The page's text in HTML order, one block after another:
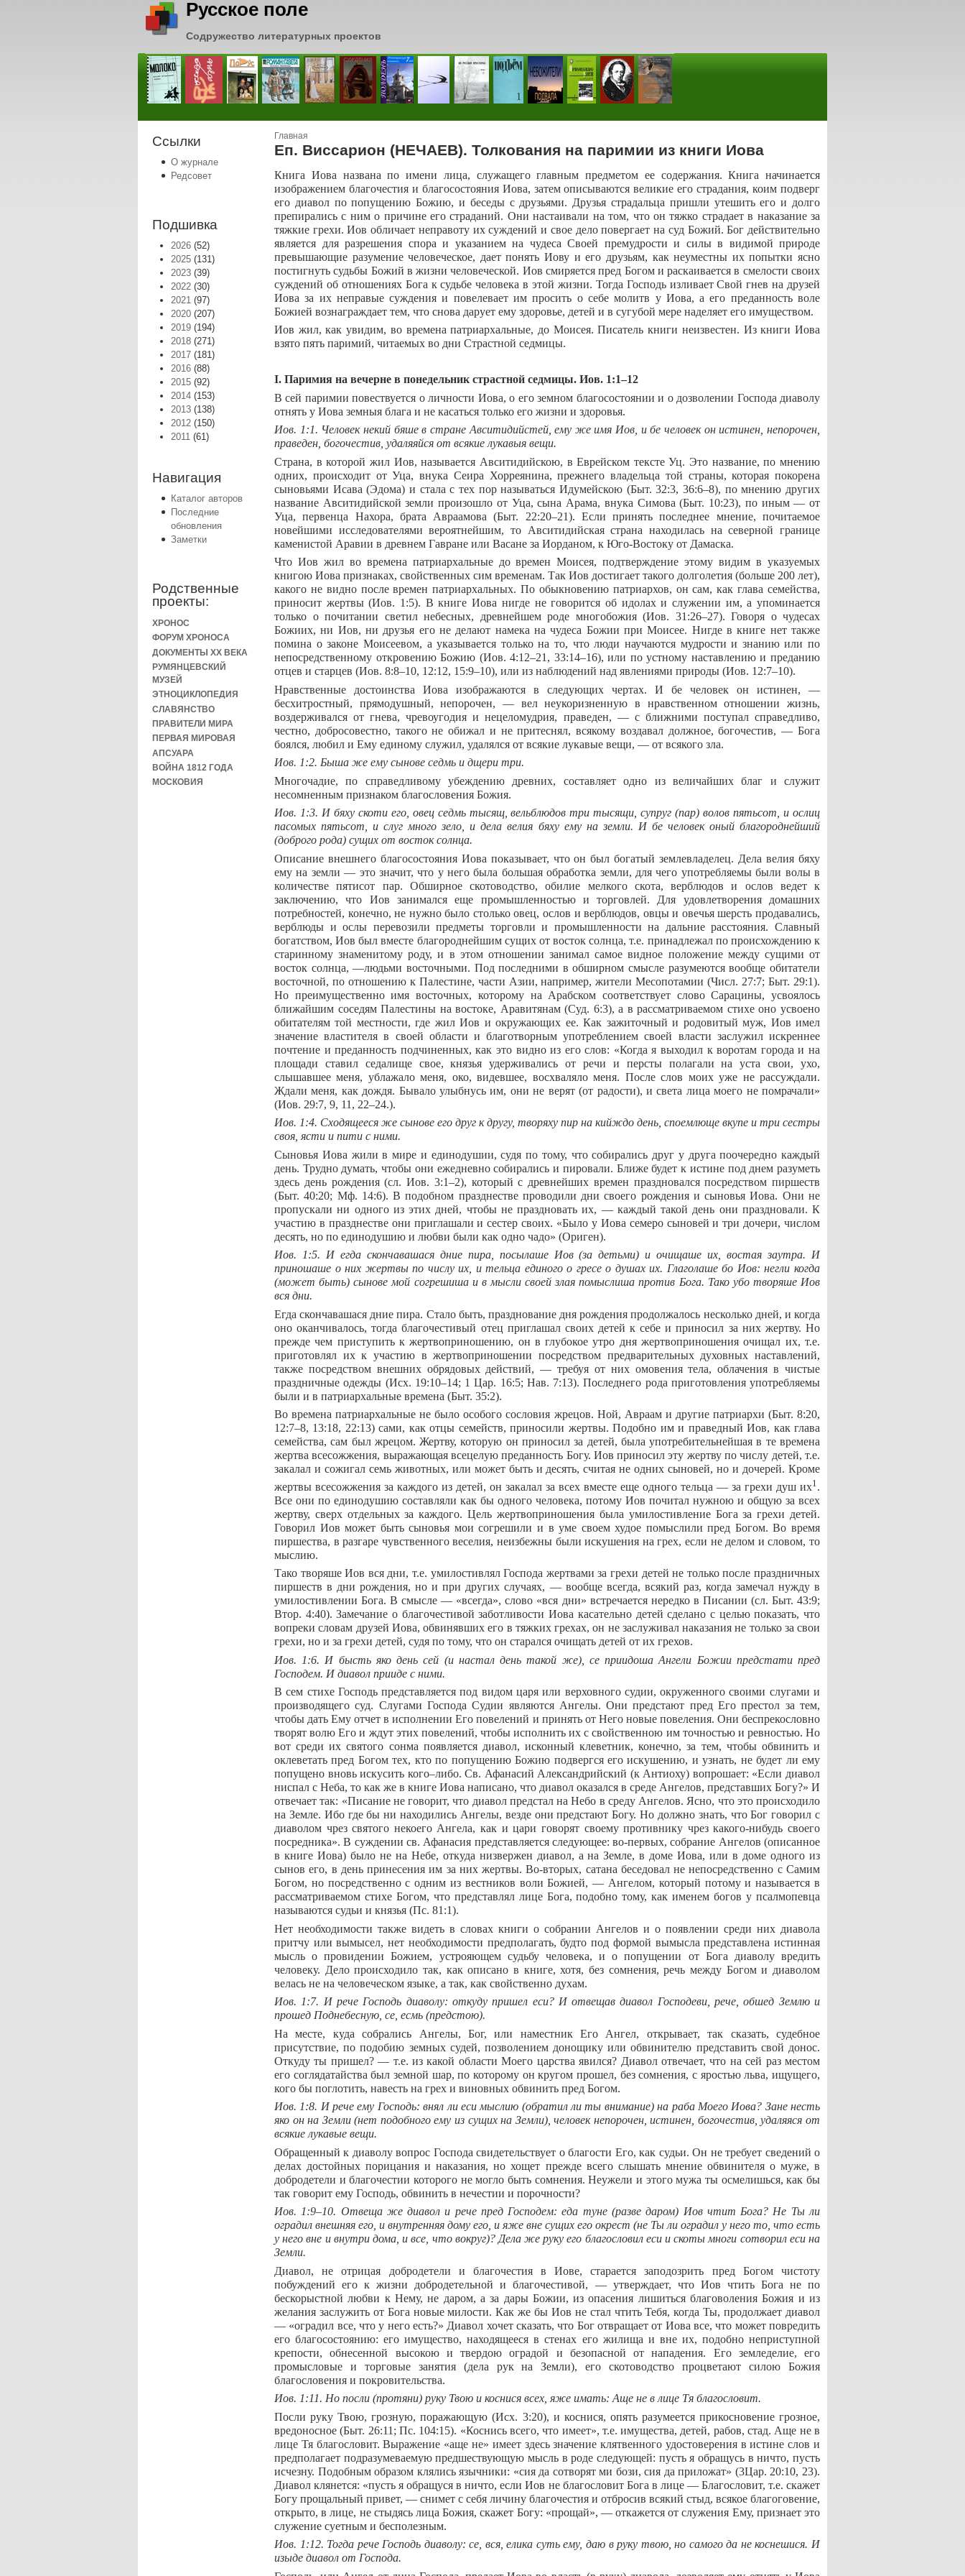
Русское поле
Содружество литературных проектов
Ссылки
О журнале
Редсовет
Подшивка
2026 (52)
2025 (131)
2023 (39)
2022 (30)
2021 (97)
2020 (207)
2019 (194)
2018 (271)
2017 (181)
2016 (88)
2015 (92)
2014 (153)
2013 (138)
2012 (150)
2011 (61)
Навигация
Каталог авторов
Последние
обновления
Заметки
Родственные
проекты:
ХРОНОС
ФОРУМ ХРОНОСА
ДОКУМЕНТЫ XX ВЕКА
РУМЯНЦЕВСКИЙ
МУЗЕЙ
ЭТНОЦИКЛОПЕДИЯ
СЛАВЯНСТВО
ПРАВИТЕЛИ МИРА
ПЕРВАЯ МИРОВАЯ
АПСУАРА
ВОЙНА 1812 ГОДА
МОСКОВИЯ
Вы здесь
Главная
Еп. Виссарион (НЕЧАЕВ). Толкования на паримии из книги Иова
Книга Иова названа по имени лица, служащего главным предметом ее содержания. Книга начинается
изображением благочестия и благосостояния Иова, затем описываются великие его страдания, коим подверг
его диавол по попущению Божию, и беседы с друзьями. Друзья страдальца пришли утешить его и долго
препирались с ним о причине его страданий. Они настаивали на том, что он тяжко страдает в наказание за
тяжкие грехи. Иов обличает неправоту их суждений и свое дело повергает на суд Божий. Бог действительно
является для разрешения спора и указанием на чудеса Своей премудрости и силы в видимой природе
превышающие разумение человеческое, дает понять Иову и его друзьям, как неуместны их попытки ясно
постигнуть судьбы Божий в жизни человеческой. Иов смиряется пред Богом и раскаивается в смелости своих
суждений об отношениях Бога к судьбе человека в этой жизни. Тогда Господь изливает Свой гнев на друзей
Иова за их неправые суждения и повелевает им просить о себе молитв у Иова, а его преданность воле
Божией вознаграждает тем, что снова дарует ему здоровье, детей и в сугубой мере наделяет его имуществом.
Иов жил, как увидим, во времена патриархальные, до Моисея. Писатель книги неизвестен. Из книги Иова
взято пять паримий, читаемых во дни Страстной седмицы.
I. Паримия на вечерне в понедельник страстной седмицы. Иов. 1:1–12
В сей паримии повествуется о личности Иова, о его земном благосостоянии и о дозволении Господа диаволу
отнять у Иова земныя блага и не касаться только его жизни и здоровья.
Иов. 1:1. Человек некий бяше в стране Авситидийстей, ему же имя Иов, и бе человек он истинен, непорочен,
праведен, богочестив, удаляяйся от всякие лукавыя вещи.
Страна, в которой жил Иов, называется Авситидийскою, в Еврейском тексте Уц. Это название, по мнению
одних, происходит от Уца, внука Сеира Хорреянина, прежнего владельца той страны, которая покорена
сыновьями Исава (Эдома) и стала с тех пор называться Идумейскою (Быт. 32:3, 36:6–8), по мнению других
название Авситидийской земли произошло от Уца, сына Арама, внука Симова (Быт. 10:23), по иным — от
Уца, первенца Нахора, брата Авраамова (Быт. 22:20–21). Если принять последнее мнение, почитаемое
новейшими исследователями вероятнейшим, то Авситидийская страна находилась на северной границе
каменистой Аравии в древнем Гавране или Васане за Иорданом, к Юго-Востоку от Дамаска.
Что Иов жил во времена патриархальные до времен Моисея, подтверждение этому видим в указуемых
книгою Иова признаках, свойственных сим временам. Так Иов достигает такого долголетия (больше 200 лет),
какого не видно после времен патриархальных. По обыкновению патриархов, он сам, как глава семейства,
приносит жертвы (Иов. 1:5). В книге Иова нигде не говорится об идолах и служении им, а упоминается
только о почитании светил небесных, древнейшем роде многобожия (Иов. 31:26–27). Говоря о чудесах
Божиих, ни Иов, ни друзья его не делают намека на чудеса Божии при Моисее. Нигде в книге нет также
помина о законе Моисеевом, а указывается только на то, что люди научаются мудрости и знанию или по
непосредственному откровению Божию (Иов. 4:12–21, 33:14–16), или по устному наставлению и преданию
отцев и старцев (Иов. 8:8–10, 12:12, 15:9–10), или из наблюдений над явлениями природы (Иов. 12:7–10).
Нравственные достоинства Иова изображаются в следующих чертах. И бе человек он истинен, —
бесхитростный, прямодушный, непорочен, — вел неукоризненную в нравственном отношении жизнь,
воздерживался от гнева, чревоугодия и нецеломудрия, праведен, — с ближними поступал справедливо,
честно, добросовестно, такого не обижал и не притеснял, всякому воздавал должное, богочестив, — Бога
боялся, любил и Ему единому служил, удалялся от всякие лукавые вещи, — от всякого зла.
Иов. 1:2. Быша же ему сынове седмь и дщери три.
Многочадие, по справедливому убеждению древних, составляет одно из величайших благ и служит
несомненным признаком благословения Божия.
Иов. 1:3. И бяху скоти его, овец седмь тысящ, вельблюдов три тысящи, супруг (пар) волов пятьсот, и ослиц
пасомых пятьсот, и слуг много зело, и дела велия бяху ему на земли. И бе человек оный благороднейший
(доброго рода) сущих от восток солнца.
Описание внешнего благосостояния Иова показывает, что он был богатый землевладелец. Дела велия бяху
ему на земли — это значит, что у него была большая обработка земли, для чего употребляемы были волы в
количестве пятисот пар. Обширное скотоводство, обилие мелкого скота, верблюдов и ослов ведет к
заключению, что Иов занимался еще промышленностью и торговлей. Для удовлетворения домашних
потребностей, конечно, не нужно было столько овец, ослов и верблюдов, овцы и овечья шерсть продавались,
верблюды и ослы перевозили предметы торговли и промышленности на дальние расстояния. Славный
богатством, Иов был вместе благороднейшим сущих от восток солнца, т.е. принадлежал по происхождению к
старинному знаменитому роду, и в этом отношении занимал самое видное положение между сущими от
восток солнца, —людьми восточными. Под последними в обширном смысле разумеются вообще обитатели
восточной, по отношению к Палестине, части Азии, например, жители Месопотамии (Числ. 27:7; Быт. 29:1).
Но преимущественно имя восточных, которому на Арабском соответствует слово Сарацины, усвоялось
ближайшим соседям Палестины на востоке, Аравитянам (Суд. 6:3), а в рассматриваемом стихе оно усвоено
обитателям той местности, где жил Иов и окружающих ее. Как зажиточный и родовитый муж, Иов имел
значение властителя в своей области и благотворным употреблением своей власти заслужил искреннее
почтение и преданность подчиненных, как это видно из его слов: «Когда я выходил к воротам города и на
площади ставил седалище свое, князья удерживались от речи и персты полагали на уста свои, ухо,
слышавшее меня, ублажало меня, око, видевшее, восхваляло меня. После слов моих уже не рассуждали.
Ждали меня, как дождя. Бывало улыбнусь им, они не верят (от радости), и света лица моего не помрачали»
(Иов. 29:7, 9, 11, 22–24.).
Иов. 1:4. Сходящееся же сынове его друг к другу, творяху пир на кийждо день, споемлюще вкупе и три сестры
своя, ясти и пити с ними.
Сыновья Иова жили в мире и единодушии, судя по тому, что собирались друг у друга поочередно каждый
день. Трудно думать, чтобы они ежедневно собирались и пировали. Ближе будет к истине под днем разуметь
здесь день рождения (сл. Иов. 3:1–2), который с древнейших времен праздновался посредством пиршеств
(Быт. 40:20; Мф. 14:6). В подобном празднестве проводили дни своего рождения и сыновья Иова. Они не
пропускали ни одного из этих дней, чтобы не праздновать их, — каждый такой день они праздновали. К
участию в празднестве они приглашали и сестер своих. «Было у Иова семеро сыновей и три дочери, числом
десять, но по единодушию и любви были как одно чадо» (Ориген).
Иов. 1:5. И егда скончавашася дние пира, посылаше Иов (за детьми) и очищаше их, востая заутра. И
приношаше о них жертвы по числу их, и тельца единого о гресе о душах их. Глаголаше бо Иов: негли когда
(может быть) сынове мой согрешиша и в мысли своей злая помыслиша против Бога. Тако убо творяше Иов
вся дни.
Егда скончавашася дние пира. Стало быть, празднование дня рождения продолжалось несколько дней, и когда
оно оканчивалось, тогда благочестивый отец приглашал своих детей к себе и приносил за них жертву. Но
прежде чем приступить к жертвоприношению, он в глубокое утро дня жертвоприношения очищал их, т.е.
приготовлял их к участию в жертвоприношении посредством предварительных духовных наставлений,
также посредством внешних обрядовых действий, — требуя от них омовения тела, облачения в чистые
праздничные одежды (Исх. 19:10–14; 1 Цар. 16:5; Нав. 7:13). Последнего рода приготовления употребляемы
были и в патриархальные времена (Быт. 35:2).
Во времена патриархальные не было особого сословия жрецов. Ной, Авраам и другие патриархи (Быт. 8:20,
12:7–8, 13:18, 22:13) сами, как отцы семейств, приносили жертвы. Подобно им и праведный Иов, как глава
семейства, сам был жрецом. Жертву, которую он приносил за детей, была употребительнейшая в те времена
жертва всесожжения, выражающая всецелую преданность Богу. Иов приносил эту жертву по числу детей, т.е.
закалал и сожигал семь животных, или может быть и десять, считая не одних сыновей, но и дочерей. Кроме
жертвы всесожжения за каждого из детей, он закалал за всех вместе еще одного тельца — за грехи душ их1 .
Все они по единодушию составляли как бы одного человека, потому Иов почитал нужною и общую за всех
жертву, сверх отдельных за каждого. Цель жертвоприношения была умилостивление Бога за грехи детей.
Говорил Иов может быть сыновья мои согрешили и в уме своем худое помыслили пред Богом. Во время
пиршества, в разгаре чувственного веселия, неизбежны были искушения на грех, если не делом и словом, то
мыслию.
Тако творяше Иов вся дни, т.е. умилостивлял Господа жертвами за грехи детей не только после праздничных
пиршеств в дни рождения, но и при других случаях, — вообще всегда, всякий раз, когда замечал нужду в
умилостивлении Бога. В смысле — «всегда», слово «вся дни» встречается нередко в Писании (сл. Быт. 43:9;
Втор. 4:40). Замечание о благочестивой заботливости Иова касательно детей сделано с целью показать, что
вопреки словам друзей Иова, обвинявших его в тяжких грехах, он не заслуживал наказания не только за свои
грехи, но и за грехи детей, судя по тому, что он старался очищать детей от их грехов.
Иов. 1:6. И бысть яко день сей (и настал день такой же), се приидоша Ангели Божии предстати пред
Господем. И диавол прииде с ними.
В сем стихе Господь представляется под видом царя или верховного судии, окруженного своими слугами и
производящего суд. Слугами Господа Судии являются Ангелы. Они предстают пред Его престол за тем,
чтобы дать Ему отчет в исполнении Его повелений и принять от Него новые повеления. Они беспрекословно
творят волю Его и ждут этих повелений, чтобы исполнить их с свойственною им точностью и ревностью. Но
вот среди их святого сонма появляется диавол, исконный клеветник, конечно, за тем, чтобы обвинить и
оклеветать пред Богом тех, кто по попущению Божию подвергся его искушению, и узнать, не будет ли ему
попущено вновь искусить кого–либо. Св. Афанасий Александрийский (к Антиоху) вопрошает: «Если диавол
ниспал с Неба, то как же в книге Иова написано, что диавол оказался в среде Ангелов, представших Богу?» И
отвечает так: «Писание не говорит, что диавол предстал на Небо в среду Ангелов. Ясно, что это происходило
на Земле. Ибо где бы ни находились Ангелы, везде они предстают Богу. Но должно знать, что Бог говорил с
диаволом чрез святого некоего Ангела, как и цари говорят своему противнику чрез какого-нибудь своего
посредника». В суждении св. Афанасия представляется следующее: во-первых, собрание Ангелов (описанное
в книге Иова) было не на Небе, откуда низвержен диавол, а на Земле, в доме Иова, или в доме одного из
сынов его, в день принесения им за них жертвы. Во-вторых, сатана беседовал не непосредственно с Самим
Богом, но посредственно с одним из вестников воли Божией, — Ангелом, который потому и называется в
рассматриваемом стихе Богом, что представлял лице Бога, подобно тому, как именем богов у псалмопевца
называются судьи и князья (Пс. 81:1).
Нет необходимости также видеть в словах книги о собрании Ангелов и о появлении среди них диавола
притчу или вымысел, нет необходимости предполагать, будто под формой вымысла представлена истинная
мысль о провидении Божием, устрояющем судьбу человека, и о попущении от Бога диаволу вредить
человеку. Дело происходило так, как описано в книге, хотя, без сомнения, речь между Богом и диаволом
велась не на человеческом языке, а так, как свойственно духам.
Иов. 1:7. И рече Господь диаволу: откуду пришел еси? И отвещав диавол Господеви, рече, обшед Землю и
прошед Поднебесную, се, есмь (предстою).
На месте, куда собрались Ангелы, Бог, или наместник Его Ангел, открывает, так сказать, судебное
присутствие, по подобию земных судей, позволением донощику или обвинителю представить свой донос.
Откуду ты пришел? — т.е. из какой области Моего царства явился? Диавол отвечает, что на сей раз местом
его соглядатайства был земной шар, по которому он кругом прошел, без сомнения, с яростью льва, ищущего,
кого бы поглотить, навесть на грех и виновных обвинить пред Богом.
Иов. 1:8. И рече ему Господь: внял ли еси мыслию (обратил ли ты внимание) на раба Моего Иова? Зане несть
яко он на Земли (нет подобного ему из сущих на Земли), человек непорочен, истинен, богочестив, удаляяся от
всякие лукавые вещи.
Обращенный к диаволу вопрос Господа свидетельствует о благости Его, как судьи. Он не требует сведений о
делах достойных порицания и наказания, но хощет прежде всего слышать мнение обвинителя о муже, в
добродетели и благочестии которого не могло быть сомнения. Неужели и этого мужа ты осмелишься, как бы
так говорит ему Господь, обвинить в нечестии и порочности?
Иов. 1:9–10. Отвеща же диавол и рече пред Господем: еда туне (разве даром) Иов чтит Бога? Не Ты ли
оградил внешняя его, и внутренняя дому его, и яже вне сущих его окрест (не Ты ли оградил у него то, что есть
у него вне и внутри дома, и все, что вокруг)? Дела же руку его благословил еси и скоты многи сотворил еси на
Земли.
Диавол, не отрицая добродетели и благочестия в Иове, старается заподозрить пред Богом чистоту
побуждений его к жизни добродетельной и благочестивой, — утверждает, что Иов чтить Бога не по
бескорыстной любви к Нему, не даром, а за дары Божии, из опасения лишиться благоволения Божия и из
желания заслужить от Бога новые милости. Как же бы Иов не стал чтить Тебя, когда Ты, продолжает диавол
— «оградил все, что у него есть?» Диавол хочет сказать, что Бог отвращает от Иова все, что может повредить
его благосостоянию: его имущество, находящееся в стенах его жилища и вне их, подобно неприступной
крепости, обнесенной высокою и твердою оградой и безопасной от нападения. Его земледелие, его
промысловые и торговые занятия (дела рук на Земли), его скотоводство процветают силою Божия
благословения и покровительства.
Иов. 1:11. Но посли (протяни) руку Твою и коснися всех, яже имать: Аще не в лице Тя благословит.
Посли руку Твою, грозную, поражающую (Исх. 3:20), и коснися, опять разумеется прикосновение грозное,
вредоносное (Быт. 26:11; Пс. 104:15). «Коснись всего, что имеет», т.е. имущества, детей, рабов, стад. Аще не в
лице Тя благословит. Выражение «аще не» имеет здесь значение клятвенного удостоверения в истине слов и
предполагает подразумеваемую предшествующую мысль в роде следующей: пусть я обращусь в ничто, пусть
исчезну. Подобным образом клялись язычники: «сия да сотворят ми бози, сия да приложат» (3Цар. 20:10, 23).
Диавол клянется: «пусть я обращуся в ничто, если Иов не благословит Бога в лице — Благословит, т.е. скажет
Богу прощальный привет, — снимет с себя личину благочестия и отбросив всякий стыд, всякое благоговение,
открыто, в лице, не стыдясь лица Божия, скажет Богу: «прощай», — откажется от служения Ему, признает это
служение суетным и бесполезным.
Иов. 1:12. Тогда рече Господь диаволу: се, вся, елика суть ему, даю в руку твою, но самого да не коснешися. И
изыде диавол от Господа.